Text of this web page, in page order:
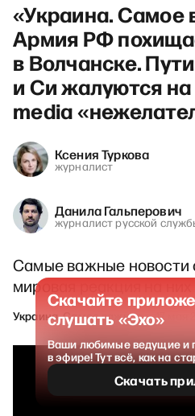
«Украина. Самое
Армия РФ
в Волчанске.
и Си жалуются на
media
Ксения Туркова
журналист
Данила Гальперович
журналист русской
Самые важные новости
мировая реакция на них
Украина. Самое важное 17 мая
Скачайте
слушать «Эхо»
Ваши любимые ведущие и
в эфире! Тут всё, как на
Скачать